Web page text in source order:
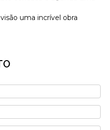
uma incrível obra